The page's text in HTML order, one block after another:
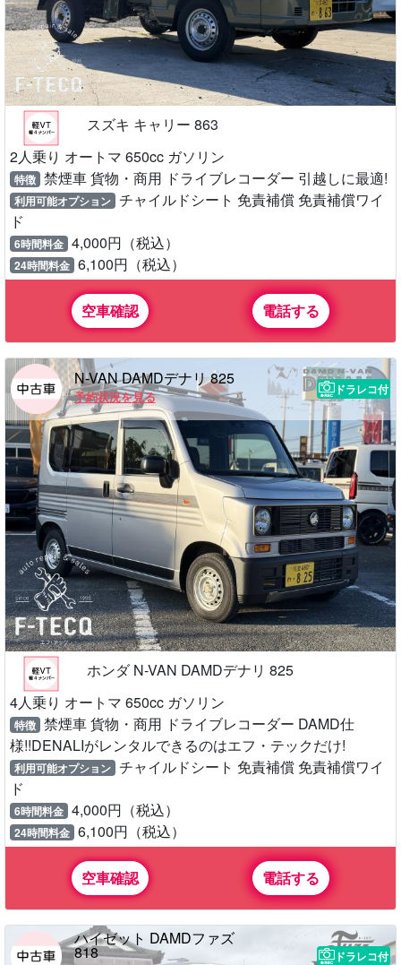
スズキ キャリー 863
2人乗り オートマ 650cc ガソリン
特徴 禁煙車 貨物・商用 ドライブレコーダー 引越しに最適!
利用可能オプション チャイルドシート 免責補償 免責補償ワイ
ド
6時間料金 4,000円（税込）
24時間料金 6,100円（税込）
空車確認 電話する
N-VAN DAMDデナリ 825
予約状況を見る
ドラレコ付
ホンダ N-VAN DAMDデナリ 825
4人乗り オートマ 650cc ガソリン
特徴 禁煙車 貨物・商用 ドライブレコーダー DAMD仕
様!!DENALIがレンタルできるのはエフ・テックだけ!
利用可能オプション チャイルドシート 免責補償 免責補償ワイ
ド
6時間料金 4,000円（税込）
24時間料金 6,100円（税込）
空車確認 電話する
ハイゼット DAMDファズ
818 ドラレコ付